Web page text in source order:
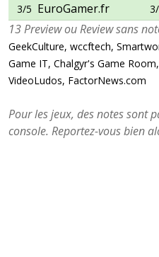
3/5 EuroGamer.fr
13 Preview ou Review sans
GeekCulture, wccftech,
Game IT, Chalgyr's Game
VideoLudos, FactorNews.com
Pour les jeux, des notes sont
console. Reportez-vous bien